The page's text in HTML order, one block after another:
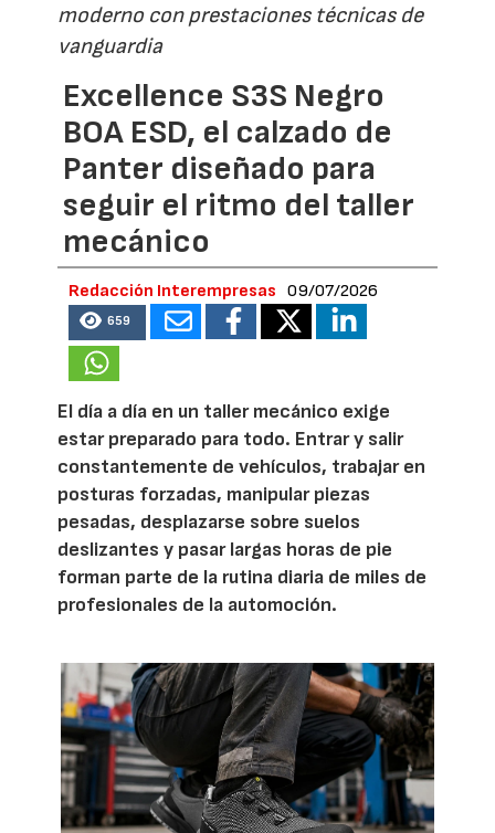
moderno con prestaciones técnicas de
vanguardia
Excellence S3S Negro
BOA ESD, el calzado de
Panter diseñado para
seguir el ritmo del taller
mecánico
Redacción Interempresas 09/07/2026
659
El día a día en un taller mecánico exige
estar preparado para todo. Entrar y salir
constantemente de vehículos, trabajar en
posturas forzadas, manipular piezas
pesadas, desplazarse sobre suelos
deslizantes y pasar largas horas de pie
forman parte de la rutina diaria de miles de
profesionales de la automoción.